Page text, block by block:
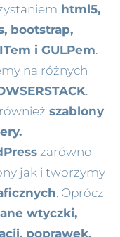
html5,
bootstrap,
i GULPem.
na różnych
.
szablony
zarówno
jak i tworzymy
. Oprócz
wtyczki,
poprawek,